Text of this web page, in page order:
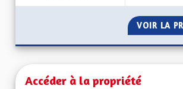
VOIR LA
Accéder à la propriété